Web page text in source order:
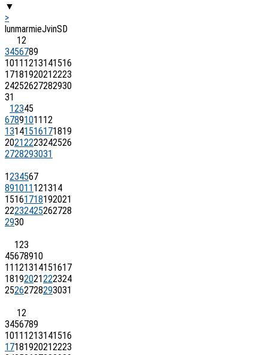
▼
>
lunmarmieJvinSD
12
3456789
10111213141516
17181920212223
24252627282930
31
12345
6789101112
13141516171819
20212223242526
2728293031
1234567
891011121314
15161718192021
22232425262728
2930
123
45678910
11121314151617
18192021222324
25262728293031
12
3456789
10111213141516
17181920212223